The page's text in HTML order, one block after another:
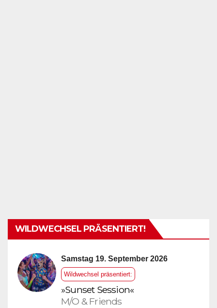
WILDWECHSEL PRÄSENTIERT!
Samstag 19. September 2026
Wildwechsel präsentiert:
»Sunset Session«
M/O & Friends